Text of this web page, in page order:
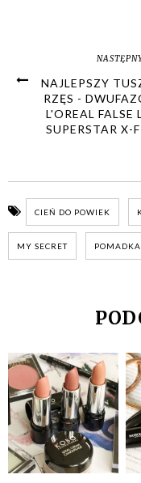
NAJLEPSZY
RZĘS -
L'OREAL FALSE
SUPERSTAR X-
CIEŃ DO POWIEK
MY SECRET POMADKA